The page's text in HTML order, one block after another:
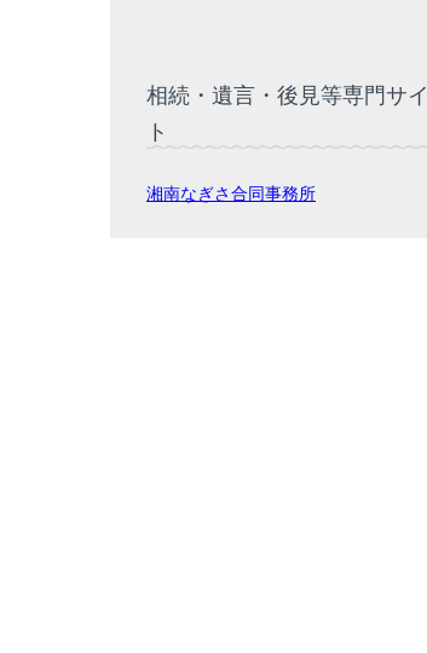
相続・遺言・後見等専門サイ
ト
湘南なぎさ合同事務所